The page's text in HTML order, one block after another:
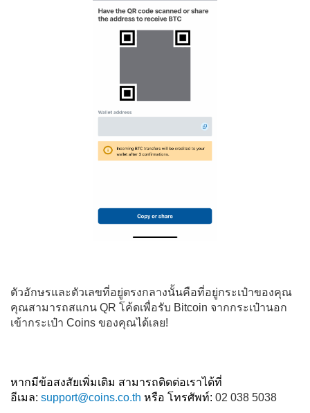
ตัวอักษรและตัวเลขที่อยู่ตรงกลางนั้นคือที่อยู่กระเป๋าของคุณ
คุณสามารถสแกน QR โค้ดเพื่อรับ Bitcoin จากกระเป๋านอก
เข้ากระเป๋า Coins ของคุณได้เลย!
หากมีข้อสงสัยเพิ่มเติม สามารถติดต่อเราได้ที่
อีเมล: support@coins.co.th หรือ โทรศัพท์: 02 038 5038